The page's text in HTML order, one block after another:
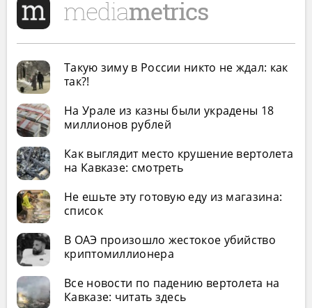
Такую зиму в России никто не ждал: как
так?!
На Урале из казны были украдены 18
миллионов рублей
Как выглядит место крушение вертолета
на Кавказе: смотреть
Не ешьте эту готовую еду из магазина:
список
В ОАЭ произошло жестокое убийство
криптомиллионера
Все новости по падению вертолета на
Кавказе: читать здесь